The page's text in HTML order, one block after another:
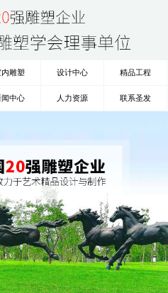
内雕塑 设计中心 精品工程
闻中心 人力资源 联系圣发